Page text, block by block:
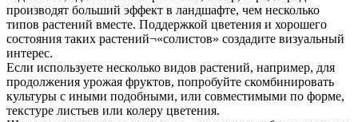
производят больший эффект в ландшафте, чем несколько
типов растений вместе. Поддержкой цветения и хорошего
состояния таких растений¬«солистов» создадите визуальный
интерес.
Если используете несколько видов растений, например, для
продолжения урожая фруктов, попробуйте скомбинировать
культуры с иными подобными, или совместимыми по форме,
текстуре листьев или колеру цветения.